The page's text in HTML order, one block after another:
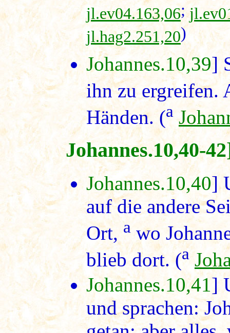
jl.ev04.163,06;
jl.hag2.251,20)
Johannes.10,39]
ihn zu ergreifen.
Händen. (a
Johannes.10,40-
Johannes.10,40]
auf die andere
Ort, a wo
blieb dort. (a
Johannes.10,41]
und sprachen: